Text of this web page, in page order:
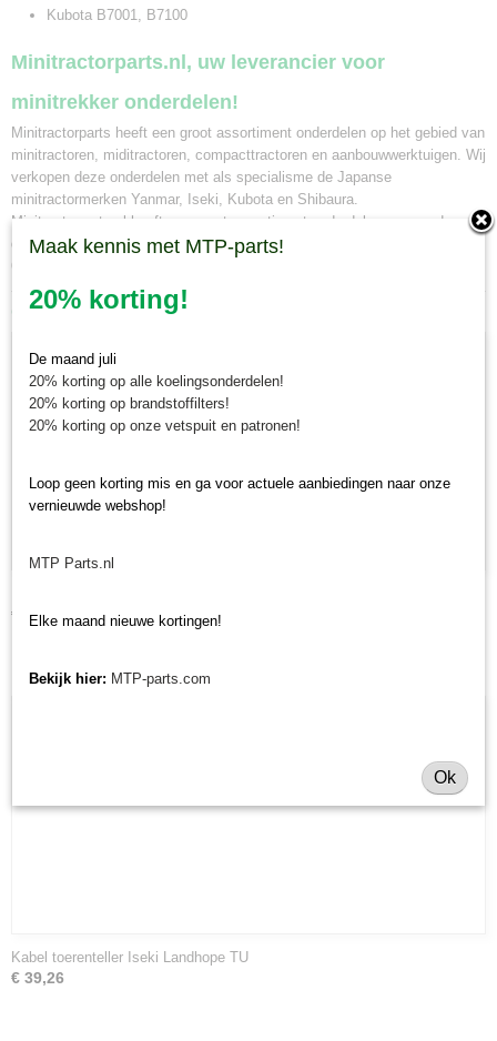
Kubota B7001, B7100
Minitractorparts.nl, uw leverancier voor
minitrekker onderdelen!
Minitractorparts heeft een groot assortiment onderdelen op het gebied van
minitractoren, miditractoren, compacttractoren en aanbouwwerktuigen. Wij
verkopen deze onderdelen met als specialisme de Japanse
minitractormerken Yanmar, Iseki, Kubota en Shibaura.
Minitractorparts.nl heeft een groot assortiment onderdelen, waaronder
deze tankdop, voor uw Kubota B 4200, Kubota B 5000, B 5001, Kubota B
6001, B 6100, Kubota B 7001, B 7100.
Ook interessant
€ 34,48
Kabel toerenteller Iseki Landhope TU
€ 39,26
Maak kennis met MTP-parts!
20% korting!
De maand juli
20% korting op alle koelingsonderdelen!
20% korting op brandstoffilters!
20% korting op onze vetspuit en patronen!
Loop geen korting mis en ga voor actuele aanbiedingen naar onze
vernieuwde webshop!
MTP Parts.nl
Elke maand nieuwe kortingen!
Bekijk hier: MTP-parts.com
Ok